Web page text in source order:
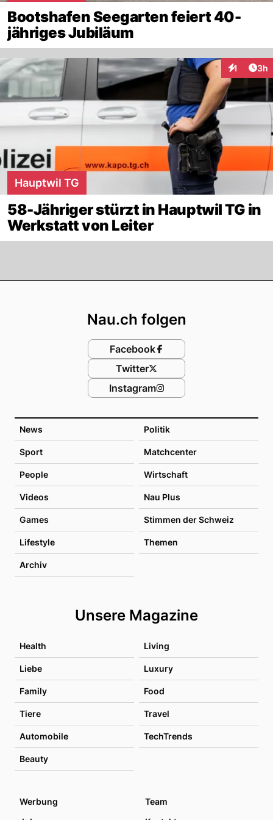
Bootshafen Seegarten feiert 40-
jähriges Jubiläum
1 3h
Hauptwil TG
58-Jähriger stürzt in Hauptwil TG in
Werkstatt von Leiter
News Politik
Sport Matchcenter
People Wirtschaft
Videos Nau Plus
Games Stimmen der Schweiz
Lifestyle Themen
Archiv
Unsere Magazine
Health Living
Liebe Luxury
Family Food
Tiere Travel
Automobile TechTrends
Beauty
Nau.ch folgen
Facebook
Twitter
Instagram
Werbung
Team